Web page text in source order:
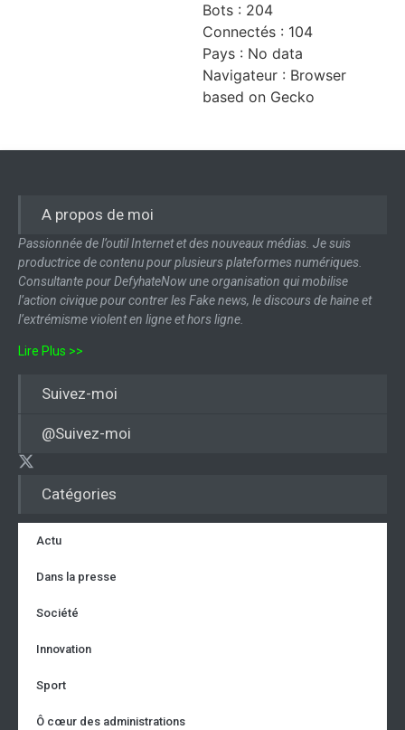
Bots : 204
Connectés : 104
Pays : No data
Navigateur : Browser
based on Gecko
Catégories
Actu
Dans la presse
Société
Innovation
Sport
Ô cœur des administrations
A propos de moi
Passionnée de l’outil Internet et des nouveaux médias. Je suis
productrice de contenu pour plusieurs plateformes numériques.
Consultante pour DefyhateNow une organisation qui mobilise
l’action civique pour contrer les Fake news, le discours de haine et
l’extrémisme violent en ligne et hors ligne.
Lire Plus >>
Suivez-moi
@Suivez-moi